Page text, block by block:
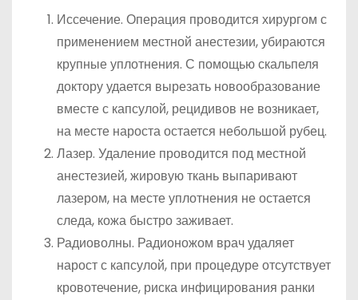
Иссечение. Операция проводится хирургом с
применением местной анестезии, убираются
крупные уплотнения. С помощью скальпеля
доктору удается вырезать новообразование
вместе с капсулой, рецидивов не возникает,
на месте нароста остается небольшой рубец.
Лазер. Удаление проводится под местной
анестезией, жировую ткань выпаривают
лазером, на месте уплотнения не остается
следа, кожа быстро заживает.
Радиоволны. Радионожом врач удаляет
нарост с капсулой, при процедуре отсутствует
кровотечение, риска инфицирования ранки